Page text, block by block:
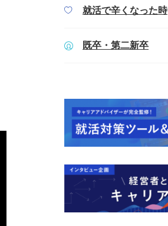
就活で辛くなった時
既卒・第二新卒